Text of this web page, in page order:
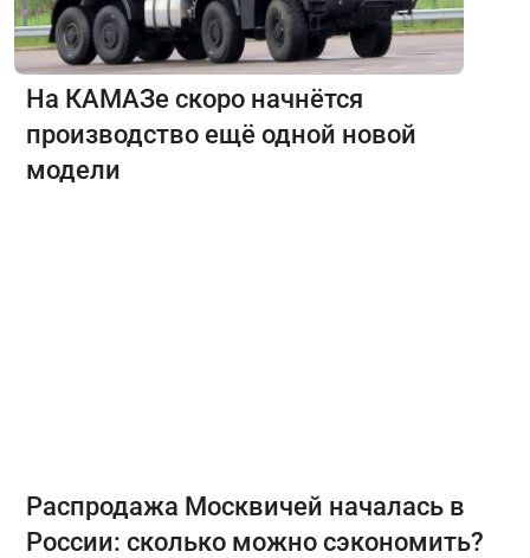
На КАМАЗе скоро начнётся
производство ещё одной новой
модели
Распродажа Москвичей началась в
России: сколько можно сэкономить?